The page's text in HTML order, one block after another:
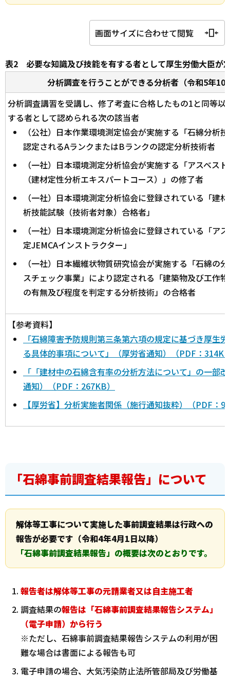
画面サイズに合わせて閲覧
表2 必要な知識及び技能を有する者として厚生労働大臣が
分析調査を行うことができる分析者（令和5年10
分析調査講習を受講し、修了考査に合格したもの1と同等以
する者として認められる次の該当者
（公社）日本作業環境測定協会が実施する「石綿分析
認定されるAランクまたはBランクの認定分析技術者
（一社）日本環境測定分析協会が実施する「アスベス
（建材定性分析エキスパートコース）」の修了者
（一社）日本環境測定分析協会に登録されている「建
析技能試験（技術者対象）合格者」
（一社）日本環境測定分析協会に登録されている「ア
定JEMCAインストラクター」
（一社）日本繊維状物質研究協会が実施する「石綿の
スチェック事業」により認定される「建築物及び工作
の有無及び程度を判定する分析技術」の合格者
【参考資料】
「石綿障害予防規則第三条第六項の規定に基づき厚生
る具体的事項について」（厚労省通知）（PDF：
「「建材中の石綿含有率の分析方法について」の一部
通知）（PDF：267KB）
【厚労省】分析実施者関係（施行通知抜粋）（PDF：
「石綿事前調査結果報告」について
解体等工事について実施した事前調査結果は行政への
報告が必要です（令和4年4月1日以降）
「石綿事前調査結果報告」の概要は次のとおりです。
報告者は解体等工事の元請業者又は自主施工者
調査結果の報告は「石綿事前調査結果報告システム」
（電子申請）から行う
※ただし、石綿事前調査結果報告システムの利用が困
難な場合は書面による報告も可
電子申請の場合、大気汚染防止法所管部局及び労働基